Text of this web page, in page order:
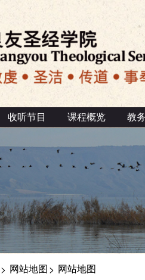
收听节目 课程概览 教
> 网站地图> 网站地图